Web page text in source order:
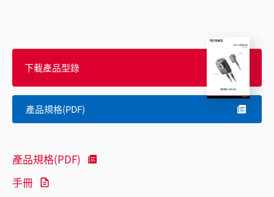
下載產品型錄
產品規格(PDF)
產品規格(PDF)
手冊